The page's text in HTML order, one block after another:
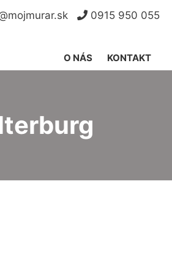
0915 950 055
KONTAKT
O NÁS